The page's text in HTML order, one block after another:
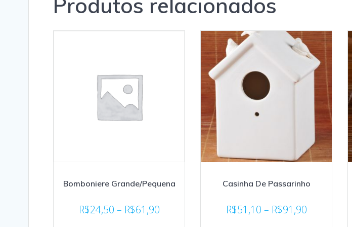
Bomboniere Grande/Pequena
R$24,50 – R$61,90
Casinha De Passarinho
R$51,10 – R$91,90